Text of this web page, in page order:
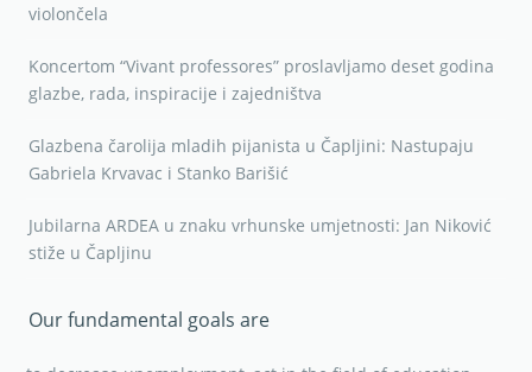
violončela
Koncertom “Vivant professores” proslavljamo deset godina
glazbe, rada, inspiracije i zajedništva
Glazbena čarolija mladih pijanista u Čapljini: Nastupaju
Gabriela Krvavac i Stanko Barišić
Jubilarna ARDEA u znaku vrhunske umjetnosti: Jan Niković
stiže u Čapljinu
Our fundamental goals are